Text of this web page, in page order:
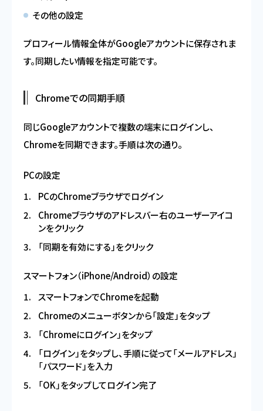
その他の設定
プロフィール情報全体がGoogleアカウントに保存されま
す。同期したい情報を指定可能です。
Chromeでの同期手順
同じGoogleアカウントで複数の端末にログインし、
Chromeを同期できます。手順は次の通り。
PCの設定
PCのChromeブラウザでログイン
Chromeブラウザのアドレスバー右のユーザーアイコ
ンをクリック
「同期を有効にする」をクリック
スマートフォン（iPhone/Android）の設定
スマートフォンでChromeを起動
Chromeのメニューボタンから「設定」をタップ
「Chromeにログイン」をタップ
「ログイン」をタップし、手順に従って「メールアドレス」
「パスワード」を入力
「OK」をタップしてログイン完了